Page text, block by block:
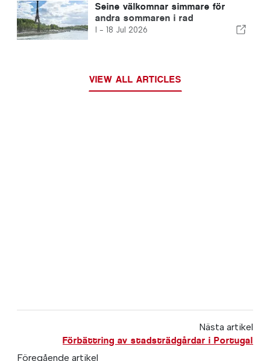
Seine välkomnar simmare för
andra sommaren i rad
I - 18 Jul 2026
VIEW ALL ARTICLES
Nästa artikel
Förbättring av stadsträdgårdar i Portugal
Föregående artikel